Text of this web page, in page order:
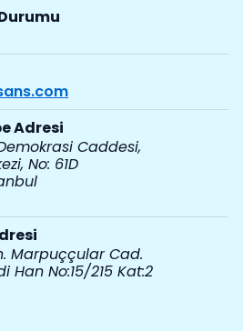
Adresi
Caddesi,
No: 61D
Marpuççular Cad.
Han No:15/215 Kat:2